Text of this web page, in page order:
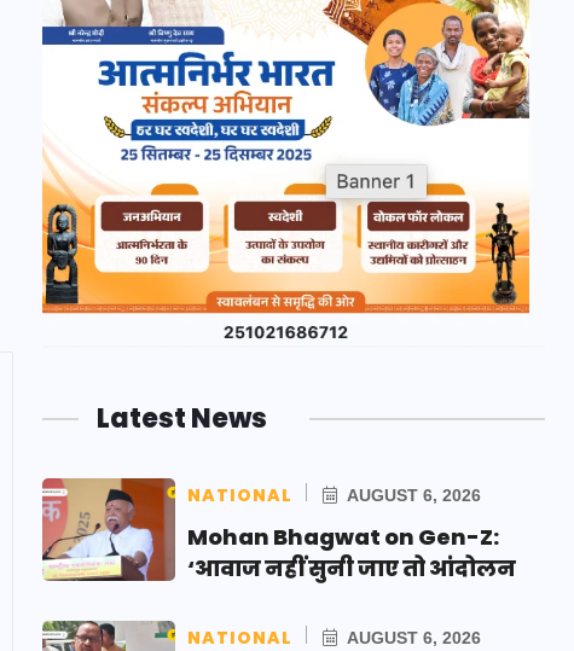
Latest News
NATIONAL AUGUST 6, 2026
Mohan Bhagwat on Gen-Z:
‘आवाज नहीं सुनी जाए तो आंदोलन
NATIONAL AUGUST 6, 2026